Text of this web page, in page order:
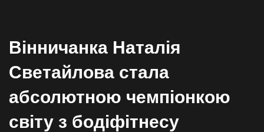
Вінничанка Наталія
Светайлова стала
абсолютною чемпіонкою
світу з бодіфітнесу